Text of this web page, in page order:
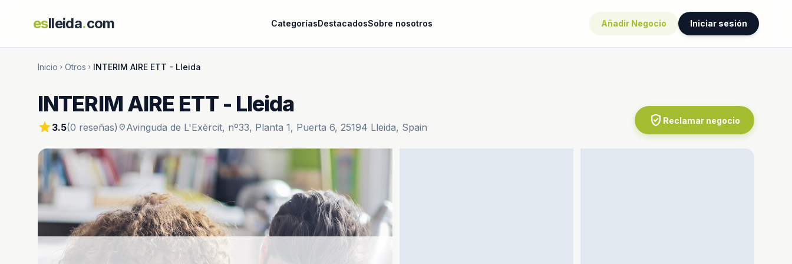
eslleida.com CategoríasDestacadosSobre nosotros Añadir Negocio Iniciar sesión
Inicio chevron_right Otros chevron_right INTERIM AIRE ETT - Lleida
INTERIM AIRE ETT - Lleida
star3.5(0 reseñas) location_onAvinguda de L'Exèrcit, nº33, Planta 1, Puerta 6, 25194 Lleida, Spain verified_user Reclamar negocio